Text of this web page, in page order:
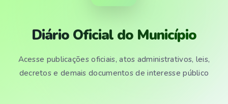
Diário Oficial do Município
Acesse publicações oficiais, atos administrativos, leis,
decretos e demais documentos de interesse público